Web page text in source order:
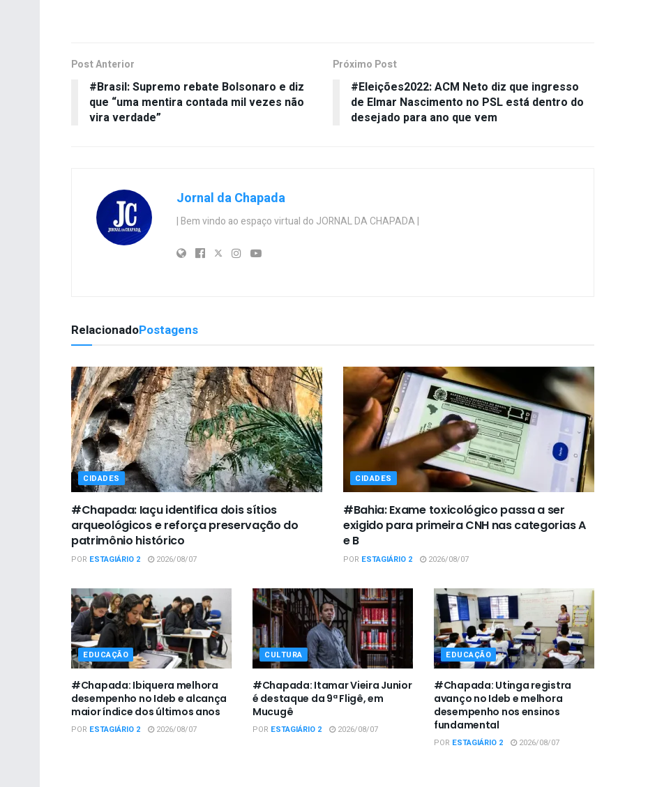
Post Anterior
#Brasil: Supremo rebate Bolsonaro e diz
que “uma mentira contada mil vezes não
vira verdade”
Próximo Post
#Eleições2022: ACM Neto diz que ingresso
de Elmar Nascimento no PSL está dentro do
desejado para ano que vem
Jornal da Chapada
| Bem vindo ao espaço virtual do JORNAL DA CHAPADA |
RelacionadoPostagens
CIDADES
#Chapada: Iaçu identifica dois sítios
arqueológicos e reforça preservação do
patrimônio histórico
POR ESTAGIÁRIO 2 2026/08/07
CIDADES
#Bahia: Exame toxicológico passa a ser
exigido para primeira CNH nas categorias A
e B
POR ESTAGIÁRIO 2 2026/08/07
EDUCAÇÃO
#Chapada: Ibiquera melhora
desempenho no Ideb e alcança
maior índice dos últimos anos
POR ESTAGIÁRIO 2 2026/08/07
CULTURA
#Chapada: Itamar Vieira Junior
é destaque da 9ª Fligê, em
Mucugê
POR ESTAGIÁRIO 2 2026/08/07
EDUCAÇÃO
#Chapada: Utinga registra
avanço no Ideb e melhora
desempenho nos ensinos
fundamental
POR ESTAGIÁRIO 2 2026/08/07